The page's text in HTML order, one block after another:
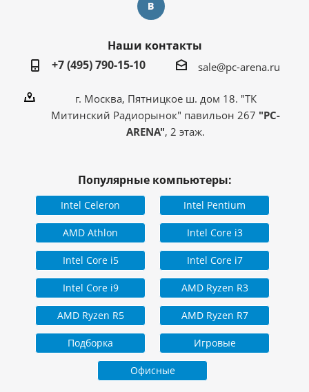
Наши контакты
+7 (495) 790-15-10
sale@pc-arena.ru
г. Москва, Пятницкое ш. дом 18. "ТК
Митинский Радиорынок" павильон 267 "PC-
ARENA", 2 этаж.
Популярные компьютеры:
Intel Celeron Intel Pentium
AMD Athlon Intel Core i3
Intel Core i5 Intel Core i7
Intel Core i9 AMD Ryzen R3
AMD Ryzen R5 AMD Ryzen R7
Подборка Игровые
Офисные